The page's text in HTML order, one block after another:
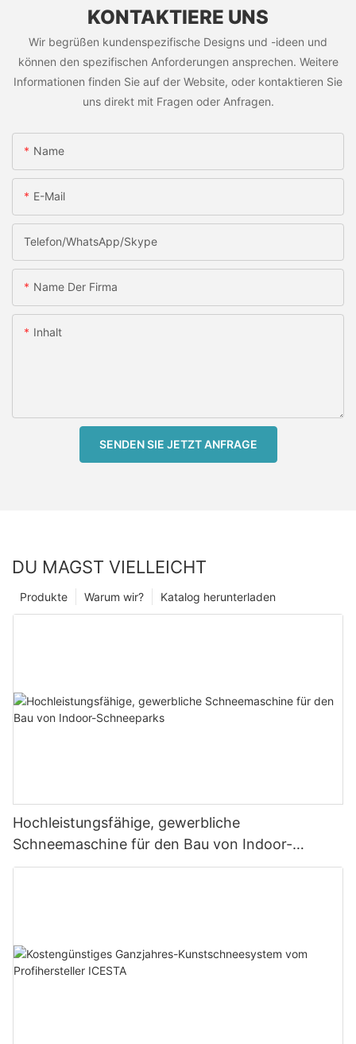
KONTAKTIERE UNS
Wir begrüßen kundenspezifische Designs und -ideen und
können den spezifischen Anforderungen ansprechen. Weitere
Informationen finden Sie auf der Website, oder kontaktieren Sie
uns direkt mit Fragen oder Anfragen.
Name
E-Mail
Telefon/WhatsApp/Skype
Name Der Firma
Inhalt
SENDEN SIE JETZT ANFRAGE
DU MAGST VIELLEICHT
Katalog herunterladen
Warum wir?
Produkte
Hochleistungsfähige, gewerbliche
Schneemaschine für den Bau von Indoor-
Schneeparks